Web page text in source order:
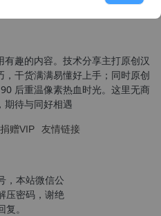
趣的内容。技术分享主打原创汉
干货满满易懂好上手；同时原创
后重温像素热血时光。这里无商
期待与同好相遇
捐赠VIP 友情链接
，本站微信公
压密码，谢绝
。